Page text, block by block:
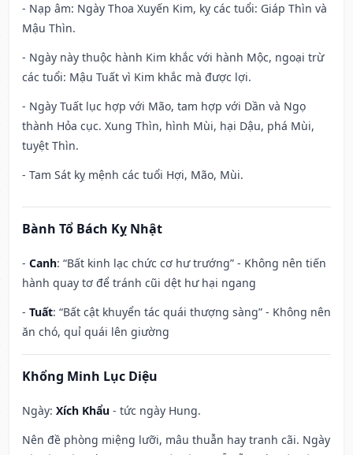
- Nạp âm: Ngày Thoa Xuyến Kim, kỵ các tuổi: Giáp Thìn và
Mậu Thìn.
- Ngày này thuộc hành Kim khắc với hành Mộc, ngoại trừ
các tuổi: Mậu Tuất vì Kim khắc mà được lợi.
- Ngày Tuất lục hợp với Mão, tam hợp với Dần và Ngọ
thành Hỏa cục. Xung Thìn, hình Mùi, hại Dậu, phá Mùi,
tuyệt Thìn.
- Tam Sát kỵ mệnh các tuổi Hợi, Mão, Mùi.
Bành Tổ Bách Kỵ Nhật
- Canh: “Bất kinh lạc chức cơ hư trướng” - Không nên tiến
hành quay tơ để tránh cũi dệt hư hại ngang
- Tuất: “Bất cật khuyển tác quái thượng sàng” - Không nên
ăn chó, quỉ quái lên giường
Khổng Minh Lục Diệu
Ngày: Xích Khẩu - tức ngày Hung.
Nên đề phòng miệng lưỡi, mâu thuẫn hay tranh cãi. Ngày